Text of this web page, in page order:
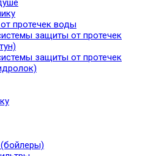
протечек воды
защиты от протечек
защиты от протечек